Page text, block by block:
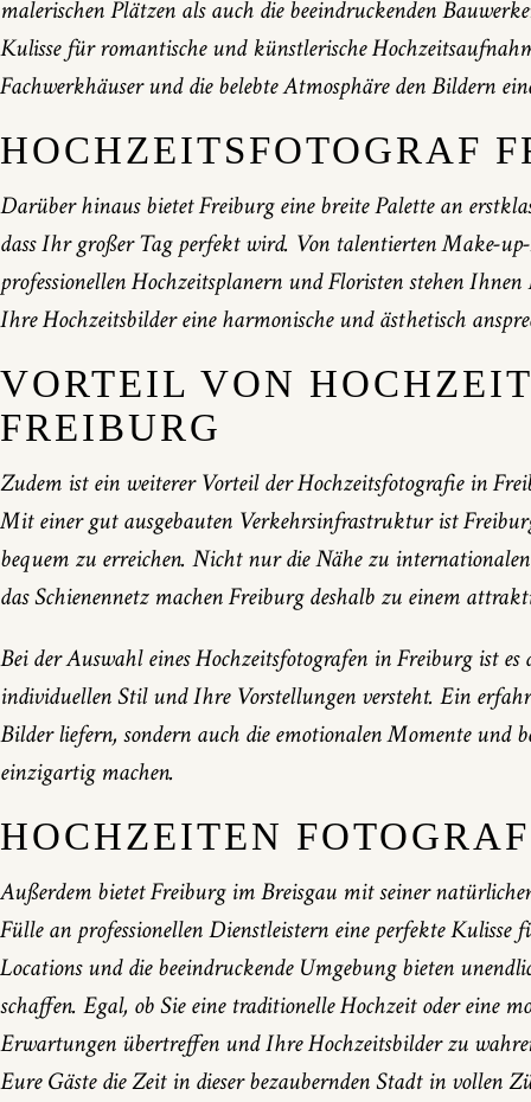
malerischen Plätzen als auch die beeindruckenden
Kulisse für romantische und künstlerische
Fachwerkhäuser und die belebte Atmosphäre den Bildern
HOCHZEITSFOTOGRAF
Darüber hinaus bietet Freiburg eine breite Palette an
dass Ihr großer Tag perfekt wird. Von talentierten Make-
professionellen Hochzeitsplanern und Floristen stehen
Ihre Hochzeitsbilder eine harmonische und ästhetisch
VORTEIL VON
FREIBURG
Zudem ist ein weiterer Vorteil der Hochzeitsfotografie in
Mit einer gut ausgebauten Verkehrsinfrastruktur ist
bequem zu erreichen. Nicht nur die Nähe zu
das Schienennetz machen Freiburg deshalb zu einem
Bei der Auswahl eines Hochzeitsfotografen in Freiburg ist
individuellen Stil und Ihre Vorstellungen versteht. Ein
Bilder liefern, sondern auch die emotionalen Momente und
einzigartig machen.
HOCHZEITEN
Außerdem bietet Freiburg im Breisgau mit seiner
Fülle an professionellen Dienstleistern eine perfekte
Locations und die beeindruckende Umgebung bieten
schaffen. Egal, ob Sie eine traditionelle Hochzeit oder eine
Erwartungen übertreffen und Ihre Hochzeitsbilder zu
Eure Gäste die Zeit in dieser bezaubernden Stadt in vollen